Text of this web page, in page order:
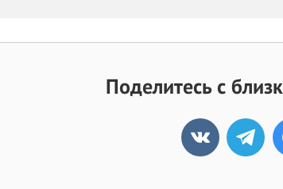
Поделитесь с